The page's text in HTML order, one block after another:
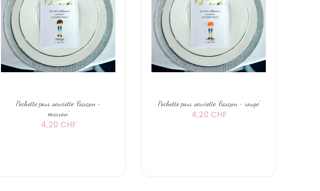
Pochette pour serviette 'Garçon -
marron'
4,20 CHF
Pochette pour serviette 'Garçon - rouge'
4,20 CHF